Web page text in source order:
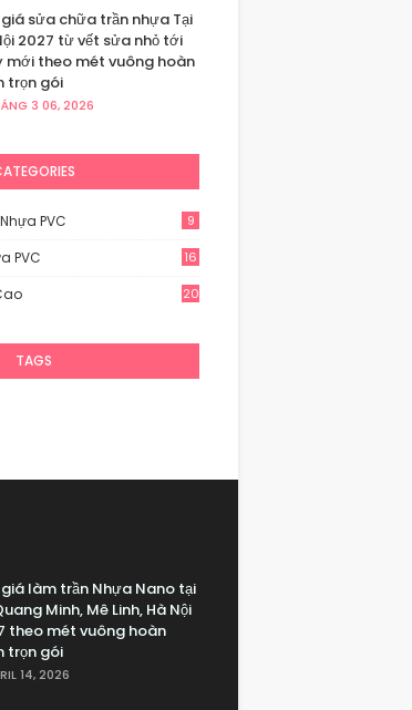
sửa chữa trần nhựa Tại
2027 từ vết sửa nhỏ tới
mới theo mét vuông hoàn
trọn gói
3 06, 2026
PVC 9
PVC 16
20
TAGS
làm trần Nhựa Nano tại
Minh, Mê Linh, Hà Nội
theo mét vuông hoàn
trọn gói
14, 2026